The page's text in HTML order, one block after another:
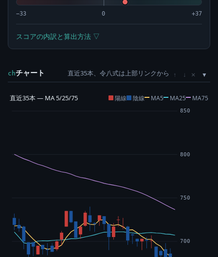
−33 0 +37
スコアの内訳と算出方法 ▽
chチャート 直近35本、令八式は上部リンクから ↑ ↓ ×
直近35本 — MA 5/25/75 陽線 陰線 MA5 MA25 MA75
700
750
800
850